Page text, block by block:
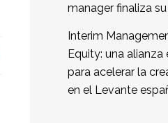
manager finaliza
Interim
Equity: una alianza
para acelerar la
en el Levante